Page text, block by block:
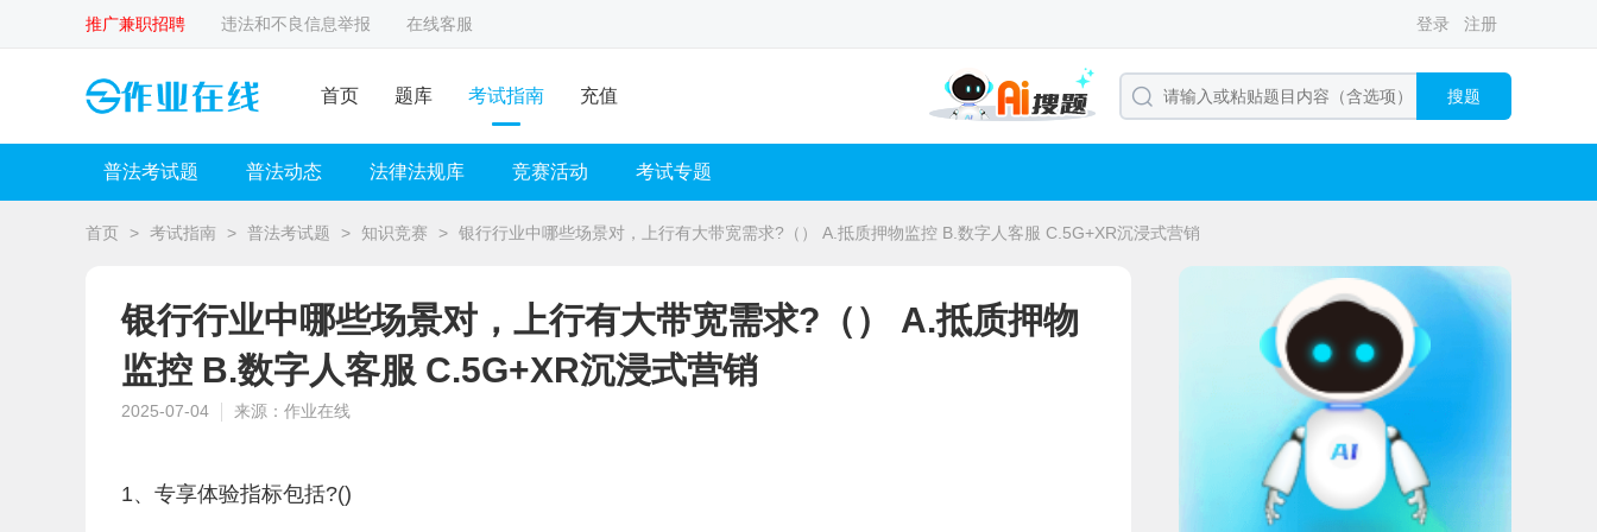
推广兼职招聘 违法和不良信息举报 在线客服 登录 注册
首页 题库 考试指南 充值 搜题
普法考试题 普法动态 法律法规库 竞赛活动 考试专题
首页 > 考试指南 > 普法考试题 > 知识竞赛 > 银行行业中哪些场景对，上行有大带宽需求?（） A.抵质押物监控 B.数字人客服 C.5G+XR沉浸式营销
银行行业中哪些场景对，上行有大带宽需求?（） A.抵质押物
监控 B.数字人客服 C.5G+XR沉浸式营销
2025-07-04 来源：作业在线
1、专享体验指标包括?()